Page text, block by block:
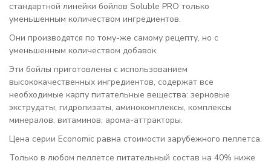
стандартной линейки бойлов Soluble PRO только
уменьшенным количеством ингредиентов.
Они производятся по тому-же самому рецепту, но с
уменьшенным количеством добавок.
Эти бойлы приготовлены с использованием
высококачественных ингредиентов, содержат все
необходимые карпу питательные вещества: зерновые
экструдаты, гидролизаты, аминокомплексы, комплексы
минералов, витаминов, арома-аттракторы.
Цена серии Economic равна стоимости зарубежного пеллетса.
Только в любом пеллетсе питательный состав на 40% ниже